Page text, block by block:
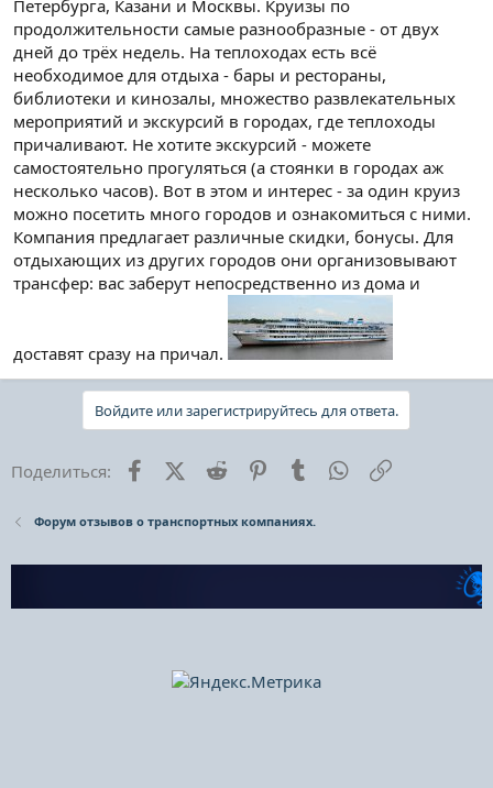
Петербурга, Казани и Москвы. Круизы по
продолжительности самые разнообразные - от двух
дней до трёх недель. На теплоходах есть всё
необходимое для отдыха - бары и рестораны,
библиотеки и кинозалы, множество развлекательных
мероприятий и экскурсий в городах, где теплоходы
причаливают. Не хотите экскурсий - можете
самостоятельно прогуляться (а стоянки в городах аж
несколько часов). Вот в этом и интерес - за один круиз
можно посетить много городов и ознакомиться с ними.
Компания предлагает различные скидки, бонусы. Для
отдыхающих из других городов они организовывают
трансфер: вас заберут непосредственно из дома и
доставят сразу на причал.
Войдите или зарегистрируйтесь для ответа.
Поделиться: FacebookX (Twitter)
Reddit PinterestTumblr WhatsApp
Форум отзывов о транспортных компаниях.